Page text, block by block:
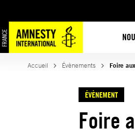
Accueil Évènements Foire
ÉVÈNEMENT
Foire